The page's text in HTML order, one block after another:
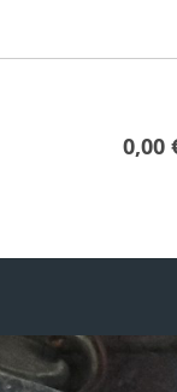
0,00